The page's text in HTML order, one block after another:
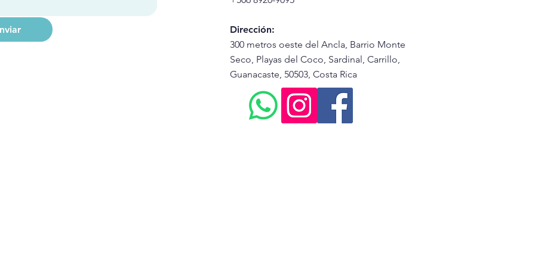
Dirección:
300 metros oeste del Ancla, Barrio Monte
Seco, Playas del Coco, Sardinal, Carrillo,
Guanacaste, 50503, Costa Rica